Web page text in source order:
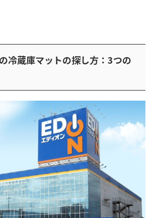
冷蔵庫マットの探し方：3つの